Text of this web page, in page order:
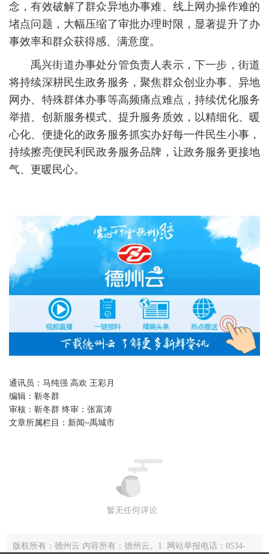
念，有效破解了群众异地办事难、线上网办操作难的
堵点问题，大幅压缩了审批办理时限，显著提升了办
事效率和群众获得感、满意度。
禹兴街道办事处分管负责人表示，下一步，街道
将持续深耕民生政务服务，聚焦群众创业办事、异地
网办、特殊群体办事等高频痛点难点，持续优化服务
举措、创新服务模式、提升服务质效，以精细化、暖
心化、便捷化的政务服务抓实办好每一件民生小事，
持续擦亮便民利民政务服务品牌，让政务服务更接地
气、更暖民心。
通讯员：马纯强 高欢 王彩月
编辑： 靳冬群
审核： 靳冬群 终审：张富涛
文章所属栏目： 新闻~禹城市
版权所有：德州云 内容所有：德州云。1. 网站举报电话：0534-